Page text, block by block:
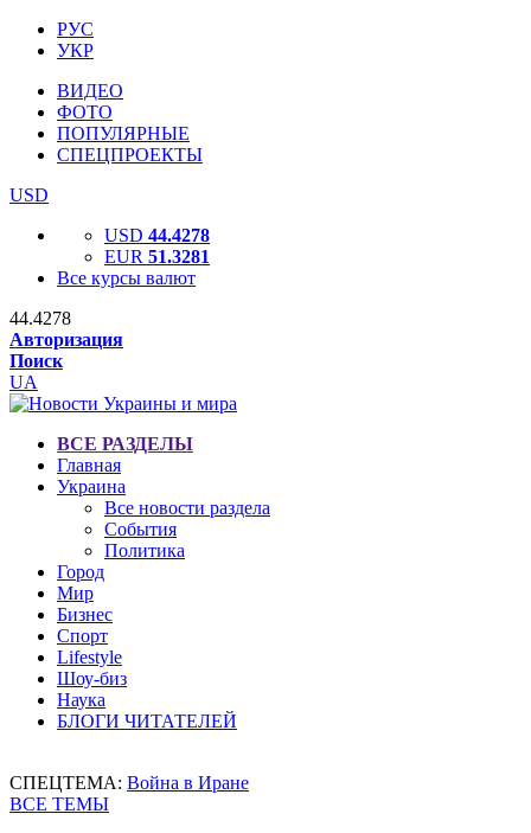
РУС
УКР
ВИДЕО
ФОТО
ПОПУЛЯРНЫЕ
СПЕЦПРОЕКТЫ
USD
USD 44.4278
EUR 51.3281
Все курсы валют
44.4278
Авторизация
Поиск
UA
ВСЕ РАЗДЕЛЫ
Главная
Украина
Все новости раздела
События
Политика
Город
Мир
Бизнес
Спорт
Lifestyle
Шоу-биз
Наука
БЛОГИ ЧИТАТЕЛЕЙ
СПЕЦТЕМА: Война в Иране
ВСЕ ТЕМЫ